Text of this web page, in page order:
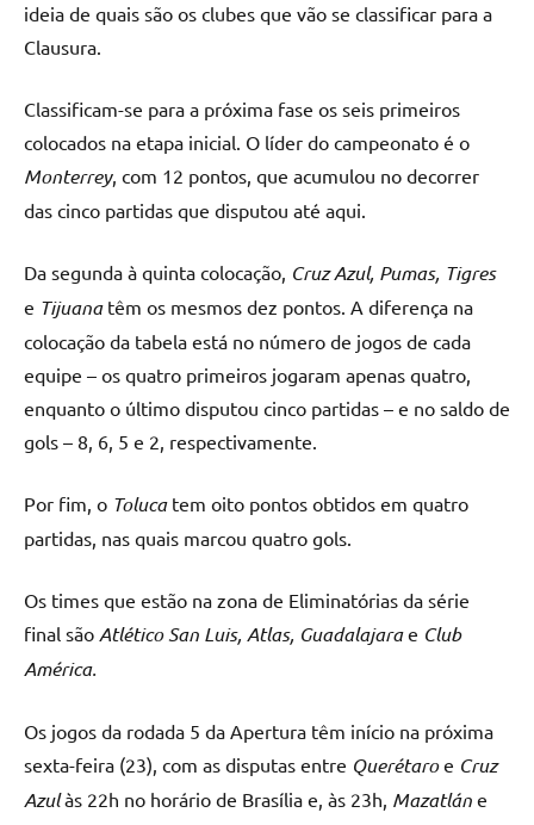
ideia de quais são os clubes que vão se classificar para a
Clausura.
Classificam-se para a próxima fase os seis primeiros
colocados na etapa inicial. O líder do campeonato é o
Monterrey, com 12 pontos, que acumulou no decorrer
das cinco partidas que disputou até aqui.
Da segunda à quinta colocação, Cruz Azul, Pumas, Tigres
e Tijuanatêm os mesmos dez pontos. A diferença na
colocação da tabela está no número de jogos de cada
equipe – os quatro primeiros jogaram apenas quatro,
enquanto o último disputou cinco partidas – e no saldo de
gols – 8, 6, 5 e 2, respectivamente.
Por fim, o Tolucatem oito pontos obtidos em quatro
partidas, nas quais marcou quatro gols.
Os times que estão na zona de Eliminatórias da série
final são Atlético San Luis, Atlas, Guadalajarae Club
América.
Os jogos da rodada 5 da Apertura têm início na próxima
sexta-feira (23), com as disputas entre Querétaroe Cruz
Azulàs 22h no horário de Brasília e, às 23h, Mazatlán e